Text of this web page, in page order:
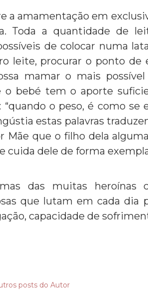
a amamentação em
Toda a quantidade de
de colocar numa
leite, procurar o ponto de
mamar o mais
o bebé tem o aporte
“quando o peso, é como
estas palavras
Mãe que o filho dela
cuida dele de forma
das muitas heroínas
que lutam em cada dia
capacidade de
posts do Autor